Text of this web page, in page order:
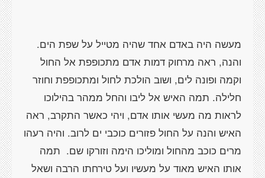
מעשה היה באדם אחד שהיה מטייל על שפת הים.
והנה, ראה מרחוק דמות אדם מתכופפת אל החול
וקמה ופונה לים, ושוב הולכת לחול ומתכופפת וחוזר
חלילה. תמה האיש אל ליבו והחל ממהר בהילוכו
לראות מה מעשי אותו אדם, ויהי כאשר התקרב, ראה
האיש והנה על החול פזורים כוכבי ים לרוב. והיה רעהו
מרים כוכב מהחול ומוליכו הימה וזורקו שם. תמה
אותו האיש מאוד על מעשיו ועל טירחתו הרבה ושאל